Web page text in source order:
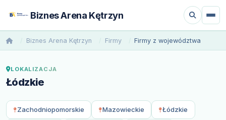
Biznes Arena Kętrzyn
Biznes Arena Kętrzyn Firmy Firmy z województwa
LOKALIZACJA
Łódzkie
Zachodniopomorskie Mazowieckie Łódzkie